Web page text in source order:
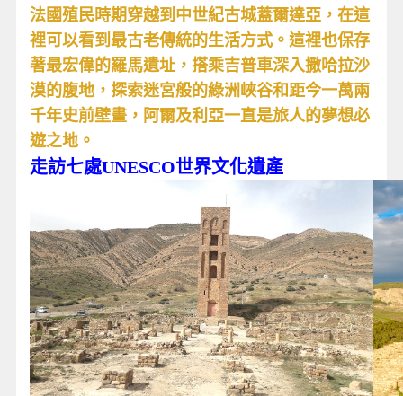
法國殖民時期穿越到中世紀古城蓋爾達亞，在這
裡可以看到最古老傳統的生活方式。這裡也保存
著最宏偉的羅馬遺址，搭乘吉普車深入撒哈拉沙
漠的腹地，探索迷宮般的綠洲峽谷和距今一萬兩
千年史前壁畫，阿爾及利亞一直是旅人的夢想必
遊之地。
走訪七處UNESCO世界文化遺產